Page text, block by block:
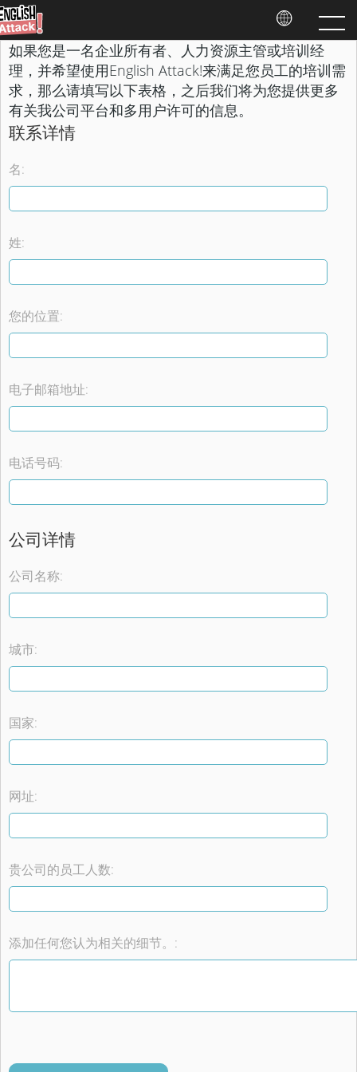
如果您是一名企业所有者、人力资源主管或培训经
理，并希望使用English Attack!来满足您员工的培训需
求，那么请填写以下表格，之后我们将为您提供更多
有关我公司平台和多用户许可的信息。
联系详情
名:
姓:
您的位置:
电子邮箱地址:
电话号码:
公司详情
公司名称:
城市:
国家:
网址:
贵公司的员工人数:
添加任何您认为相关的细节。: